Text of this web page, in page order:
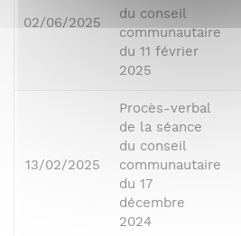
02/06/2025
du conseil
communautaire
du 11 février
2025
13/02/2025
Procès-verbal
de la séance
du conseil
communautaire
du 17
décembre
2024